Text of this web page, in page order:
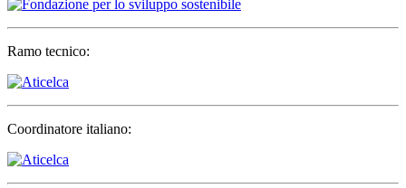
Ramo tecnico:
Coordinatore italiano: